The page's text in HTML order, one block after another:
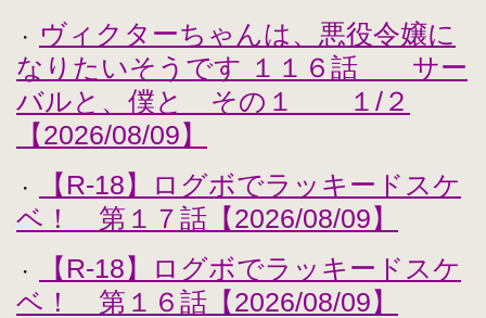
・
ヴィクターちゃんは、悪役令嬢に
なりたいそうです １１６話 サー
バルと、僕と その１ １/２
【2026/08/09】
・
【R-18】ログボでラッキードスケ
ベ！ 第１７話【2026/08/09】
・
【R-18】ログボでラッキードスケ
ベ！ 第１６話【2026/08/09】